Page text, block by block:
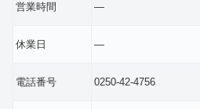
営業時間 ―
休業日 ―
電話番号 0250-42-4756